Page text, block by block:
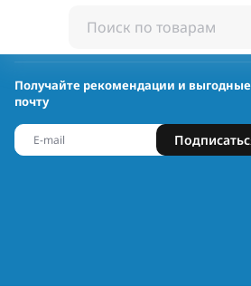
Получайте рекомендации и
почту